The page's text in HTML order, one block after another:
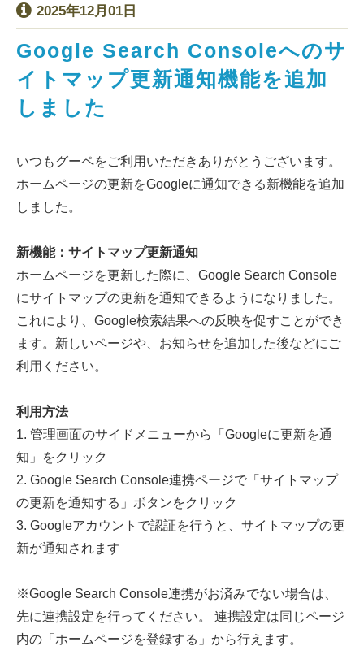
2025年12月01日
Google Search Consoleへのサ
イトマップ更新通知機能を追加
しました
いつもグーペをご利用いただきありがとうございます。
ホームページの更新をGoogleに通知できる新機能を追加
しました。
新機能：サイトマップ更新通知
ホームページを更新した際に、Google Search Console
にサイトマップの更新を通知できるようになりました。
これにより、Google検索結果への反映を促すことができ
ます。新しいページや、お知らせを追加した後などにご
利用ください。
利用方法
1. 管理画面のサイドメニューから「Googleに更新を通
知」をクリック
2. Google Search Console連携ページで「サイトマップ
の更新を通知する」ボタンをクリック
3. Googleアカウントで認証を行うと、サイトマップの更
新が通知されます
※Google Search Console連携がお済みでない場合は、
先に連携設定を行ってください。 連携設定は同じページ
内の「ホームページを登録する」から行えます。